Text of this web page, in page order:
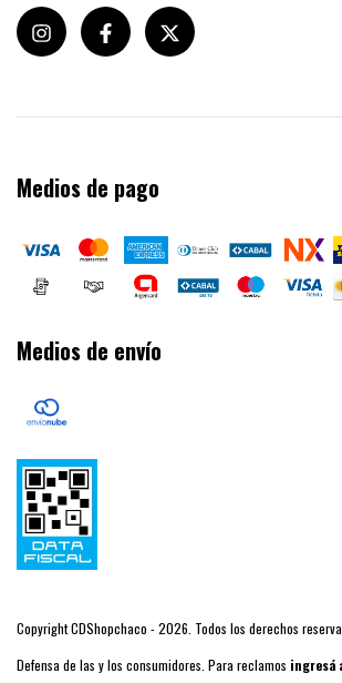
Medios de pago
Medios de envío
Copyright CDShopchaco - 2026. Todos los derechos
Defensa de las y los consumidores. Para reclamos ingresá